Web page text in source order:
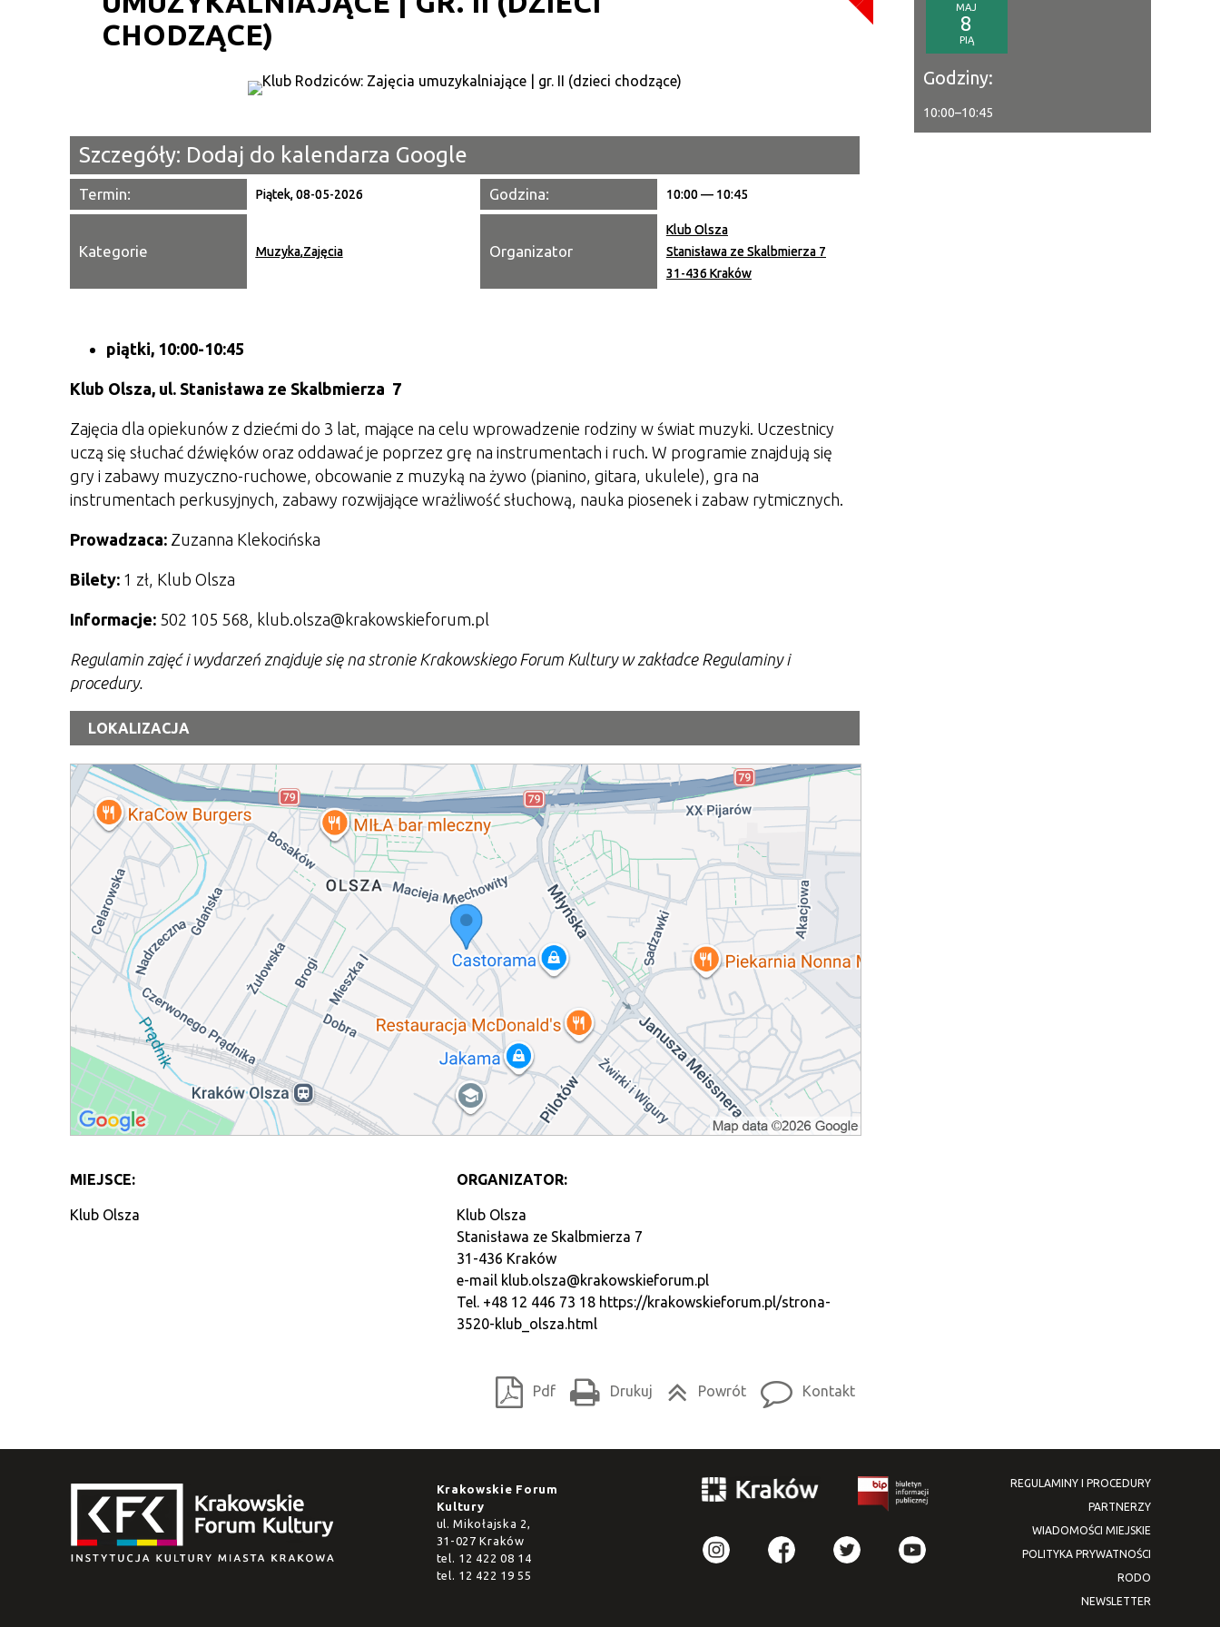
CHODZĄCE)
Szczegóły: Dodaj do kalendarza Google
Termin: Piątek, 08-05-2026 Godzina: 10:00 — 10:45
Kategorie Muzyka,Zajęcia Organizator
Klub Olsza
Stanisława ze Skalbmierza 7
31-436 Kraków
piątki, 10:00-10:45
Klub Olsza, ul. Stanisława ze Skalbmierza 7
Zajęcia dla opiekunów z dziećmi do 3 lat, mające na celu wprowadzenie rodziny w świat muzyki. Uczestnicy
uczą się słuchać dźwięków oraz oddawać je poprzez grę na instrumentach i ruch. W programie znajdują się
gry i zabawy muzyczno-ruchowe, obcowanie z muzyką na żywo (pianino, gitara, ukulele), gra na
instrumentach perkusyjnych, zabawy rozwijające wrażliwość słuchową, nauka piosenek i zabaw rytmicznych.
Prowadzaca:Zuzanna Klekocińska
Bilety: 1 zł, Klub Olsza
Informacje: 502 105 568, klub.olsza@krakowskieforum.pl
Regulamin zajęć i wydarzeń znajduje się na stronie Krakowskiego Forum Kultury w zakładce Regulaminy i
procedury.
LOKALIZACJA
MIEJSCE:
Klub Olsza
ORGANIZATOR:
Klub Olsza
Stanisława ze Skalbmierza 7
31-436 Kraków
e-mail klub.olsza@krakowskieforum.pl
Tel. +48 12 446 73 18 https://krakowskieforum.pl/strona-
3520-klub_olsza.html
Pdf Drukuj Powrót Kontakt
MAJ
8
PIĄ
Godziny:
10:00–10:45
Krakowskie Forum
Kultury
ul. Mikołajska 2,
31-027 Kraków
tel. 12 422 08 14
tel. 12 422 19 55
REGULAMINY I PROCEDURY
PARTNERZY
WIADOMOŚCI MIEJSKIE
POLITYKA PRYWATNOŚCI
RODO
NEWSLETTER